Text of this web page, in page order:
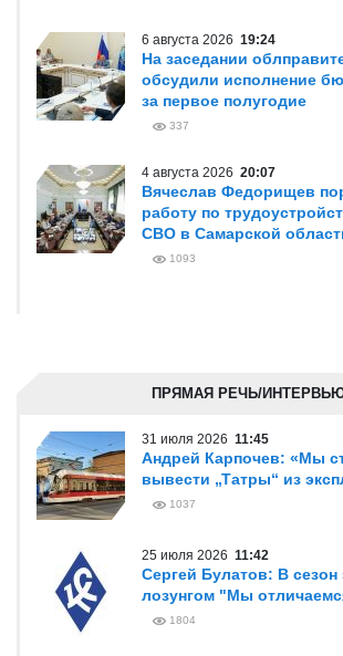
6 августа 2026 19:24
На заседании
обсудили исполнение
за первое полугодие
337
4 августа 2026 20:07
Вячеслав Федорищев
работу по
СВО в Самарской
1093
ПРЯМАЯ РЕЧЬ/
31 июля 2026 11:45
Андрей Карпочев: «Мы
вывести „Татры“ из
1037
25 июля 2026 11:42
Сергей Булатов: В сезон
лозунгом "Мы
1804